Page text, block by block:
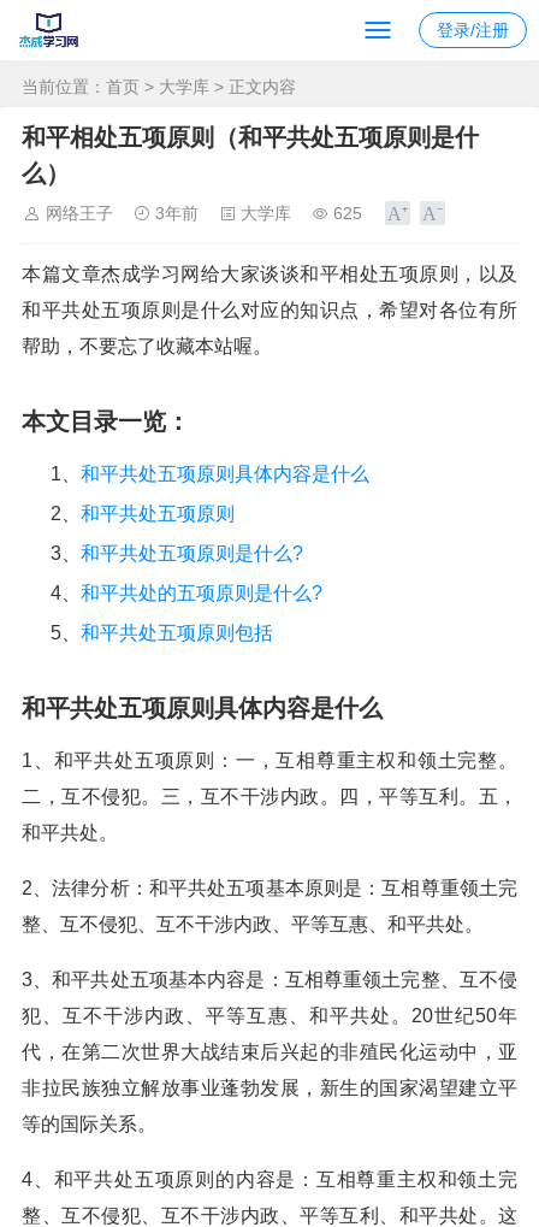
登录/注册
当前位置： 首页 > 大学库 > 正文内容
和平相处五项原则（和平共处五项原则是什
么）
网络王子 3年前 大学库 625
本篇文章杰成学习网给大家谈谈和平相处五项原则，以及
和平共处五项原则是什么对应的知识点，希望对各位有所
帮助，不要忘了收藏本站喔。
本文目录一览：
1、 和平共处五项原则具体内容是什么
2、 和平共处五项原则
3、 和平共处五项原则是什么?
4、 和平共处的五项原则是什么?
5、 和平共处五项原则包括
和平共处五项原则具体内容是什么
1、和平共处五项原则：一，互相尊重主权和领土完整。
二，互不侵犯。三，互不干涉内政。四，平等互利。五，
和平共处。
2、法律分析：和平共处五项基本原则是：互相尊重领土完
整、互不侵犯、互不干涉内政、平等互惠、和平共处。
3、和平共处五项基本内容是：互相尊重领土完整、互不侵
犯、互不干涉内政、平等互惠、和平共处。20世纪50年
代，在第二次世界大战结束后兴起的非殖民化运动中，亚
非拉民族独立解放事业蓬勃发展，新生的国家渴望建立平
等的国际关系。
4、和平共处五项原则的内容是：互相尊重主权和领土完
整、互不侵犯、互不干涉内政、平等互利、和平共处。这